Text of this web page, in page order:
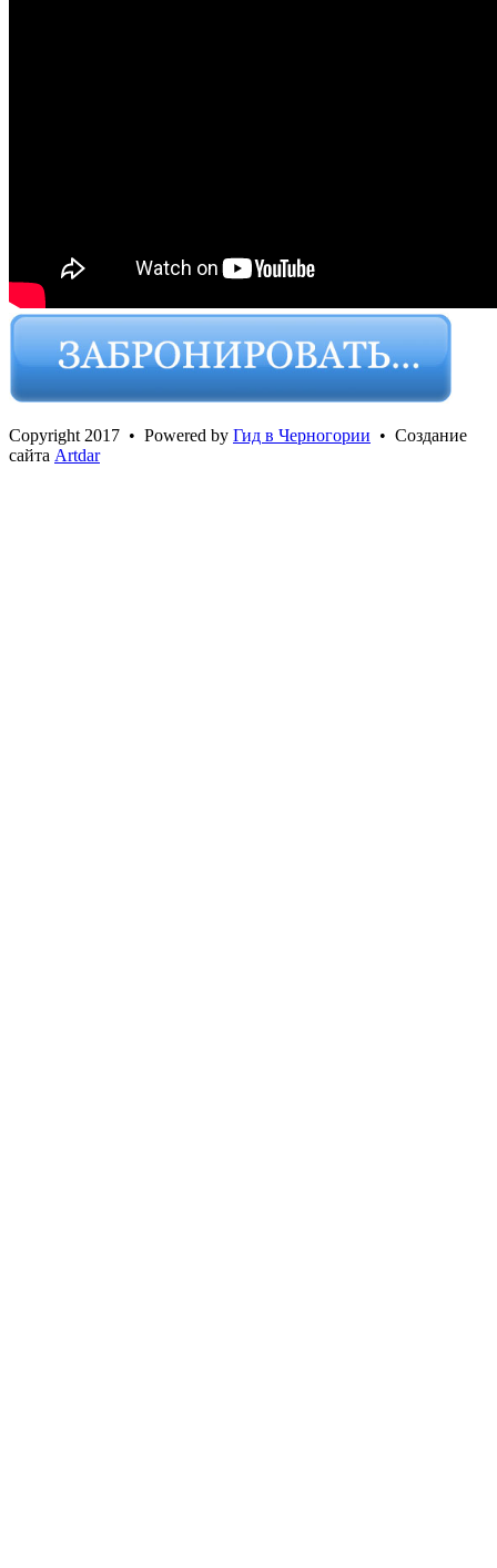
Сopyright 2017 • Powered by Гид в Черногории • Создание
сайта Artdar